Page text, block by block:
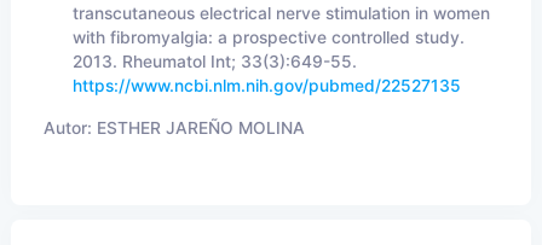
transcutaneous electrical nerve stimulation in women
with fibromyalgia: a prospective controlled study.
2013. Rheumatol Int; 33(3):649-55.
https://www.ncbi.nlm.nih.gov/pubmed/22527135
Autor: ESTHER JAREÑO MOLINA